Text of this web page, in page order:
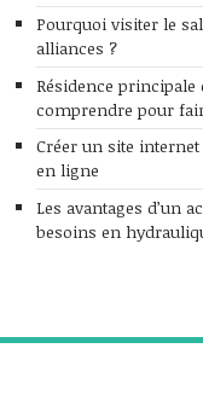
Pourquoi visiter le
alliances ?
Résidence
comprendre pour
Créer un site
en ligne
Les avantages d’un
besoins en